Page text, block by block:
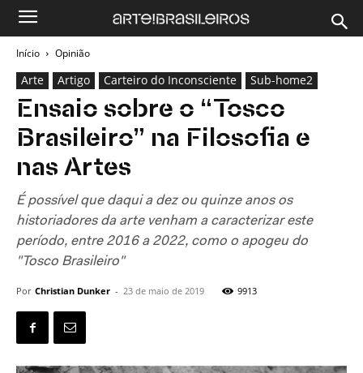
Início Opinião
Arte Artigo Carteiro do Inconsciente Sub-home2
Ensaio sobre o “Tosco
Brasileiro” na Filosofia e
nas Artes
É possível que daqui a dez ou quinze anos os
historiadores da arte venham a caracterizar este
período, entre 2016 a 2022, como o apogeu do
"Tosco Brasileiro"
Por Christian Dunker - 23 de maio de 2019 9913